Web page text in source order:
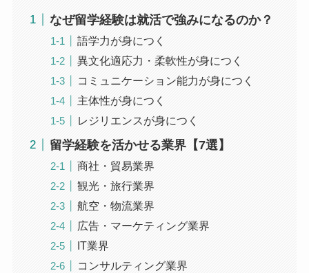
なぜ留学経験は就活で強みになるのか？
語学力が身につく
異文化適応力・柔軟性が身につく
コミュニケーション能力が身につく
主体性が身につく
レジリエンスが身につく
留学経験を活かせる業界【7選】
商社・貿易業界
観光・旅行業界
航空・物流業界
広告・マーケティング業界
IT業界
コンサルティング業界